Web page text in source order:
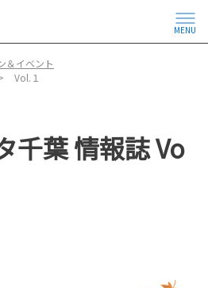
MENU
＆イベント
Vol.１
千葉 情報誌 Vo